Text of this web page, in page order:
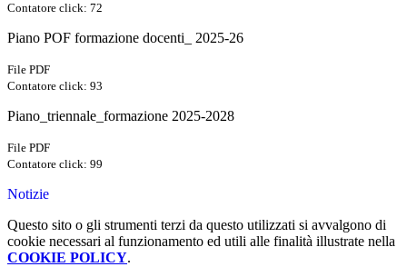
Contatore click: 72
Piano POF formazione docenti_ 2025-26
File PDF
Contatore click: 93
Piano_triennale_formazione 2025-2028
File PDF
Contatore click: 99
Notizie
Questo sito o gli strumenti terzi da questo utilizzati si avvalgono di
cookie necessari al funzionamento ed utili alle finalità illustrate nella
COOKIE POLICY.